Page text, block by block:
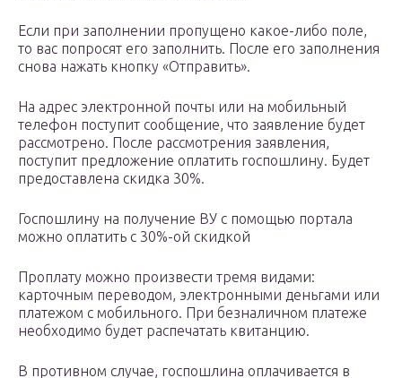
Если при заполнении пропущено какое-либо поле,
то вас попросят его заполнить. После его заполнения
снова нажать кнопку «Отправить».
На адрес электронной почты или на мобильный
телефон поступит сообщение, что заявление будет
рассмотрено. После рассмотрения заявления,
поступит предложение оплатить госпошлину. Будет
предоставлена скидка 30%.
Госпошлину на получение ВУ с помощью портала
можно оплатить с 30%-ой скидкой
Проплату можно произвести тремя видами:
карточным переводом, электронными деньгами или
платежом с мобильного. При безналичном платеже
необходимо будет распечатать квитанцию.
В противном случае, госпошлина оплачивается в